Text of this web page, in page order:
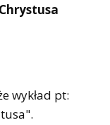
wykład pt: